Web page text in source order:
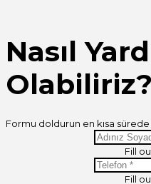
Nasıl
Olabiliriz?
Formu doldurun en kısa
Fill
Fill